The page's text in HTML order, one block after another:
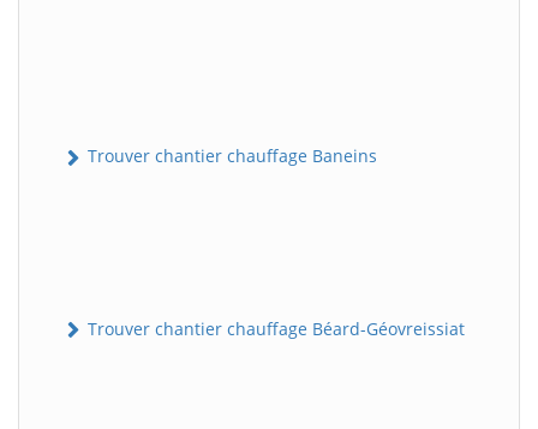
Trouver chantier chauffage Baneins
Trouver chantier chauffage Béard-Géovreissiat